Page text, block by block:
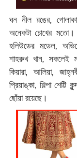
ঘন নীল রঙের,
অনেকটা চোখের
হলিউডের মডেল,
শাহরুখ খান, সকলেই
কিয়ারা, আলিয়া,
প্রিয়াঙ্কা, শিল্পা
ছোঁয়া রয়েছে।